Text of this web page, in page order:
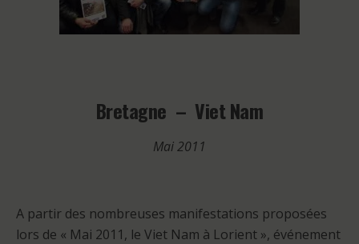
Bretagne – Viet Nam
Mai 2011
A partir des nombreuses manifestations proposées
lors de « Mai 2011, le Viet Nam à Lorient », événement